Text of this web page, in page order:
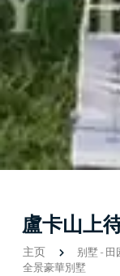
盧卡山上
主页 别墅-田
全景豪華別墅